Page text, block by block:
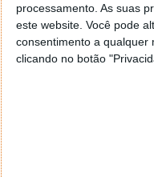
processamento. As suas
este website. Você pode
consentimento a qualquer
clicando no botão
Proponha uma